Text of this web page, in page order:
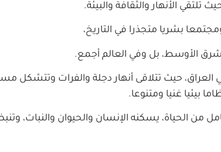
الأنهار والثقافة والبيئة.
ومجتمعا بشريا متجذرا في التاريخ،
الشرق الأوسط، بل وفي العالم أجمع.
العراق، حيث تتلاقى أنهار دجلة والفرات وتتشكل
بيئيا غنيا ومتنوعا.
من الحياة، يسكنه الإنسان والحيوان والنبات،